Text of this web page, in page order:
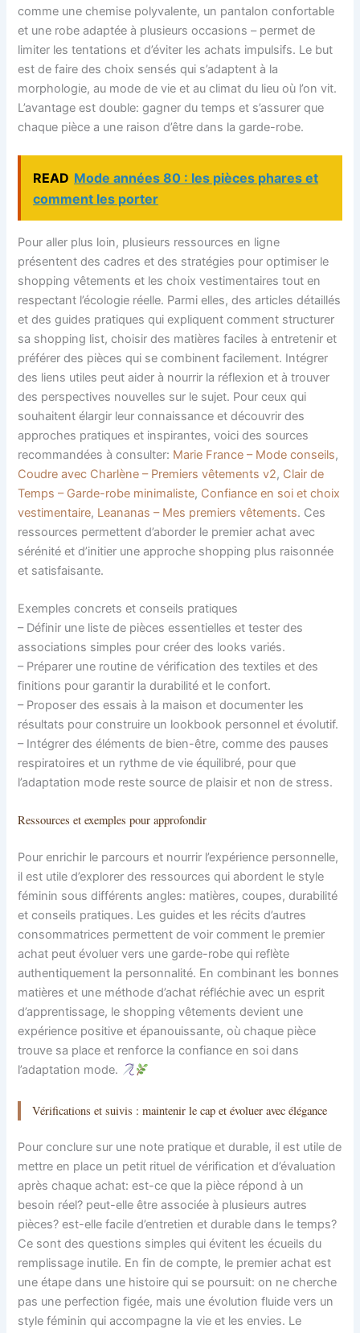
comme une chemise polyvalente, un pantalon confortable
et une robe adaptée à plusieurs occasions – permet de
limiter les tentations et d’éviter les achats impulsifs. Le but
est de faire des choix sensés qui s’adaptent à la
morphologie, au mode de vie et au climat du lieu où l’on vit.
L’avantage est double: gagner du temps et s’assurer que
chaque pièce a une raison d’être dans la garde-robe.
READ Mode années 80 : les pièces phares et
comment les porter
Pour aller plus loin, plusieurs ressources en ligne
présentent des cadres et des stratégies pour optimiser le
shopping vêtements et les choix vestimentaires tout en
respectant l’écologie réelle. Parmi elles, des articles détaillés
et des guides pratiques qui expliquent comment structurer
sa shopping list, choisir des matières faciles à entretenir et
préférer des pièces qui se combinent facilement. Intégrer
des liens utiles peut aider à nourrir la réflexion et à trouver
des perspectives nouvelles sur le sujet. Pour ceux qui
souhaitent élargir leur connaissance et découvrir des
approches pratiques et inspirantes, voici des sources
recommandées à consulter: Marie France – Mode conseils,
Coudre avec Charlène – Premiers vêtements v2, Clair de
Temps – Garde-robe minimaliste, Confiance en soi et choix
vestimentaire, Leananas – Mes premiers vêtements. Ces
ressources permettent d’aborder le premier achat avec
sérénité et d’initier une approche shopping plus raisonnée
et satisfaisante.
Exemples concrets et conseils pratiques
– Définir une liste de pièces essentielles et tester des
associations simples pour créer des looks variés.
– Préparer une routine de vérification des textiles et des
finitions pour garantir la durabilité et le confort.
– Proposer des essais à la maison et documenter les
résultats pour construire un lookbook personnel et évolutif.
– Intégrer des éléments de bien-être, comme des pauses
respiratoires et un rythme de vie équilibré, pour que
l’adaptation mode reste source de plaisir et non de stress.
Ressources et exemples pour approfondir
Pour enrichir le parcours et nourrir l’expérience personnelle,
il est utile d’explorer des ressources qui abordent le style
féminin sous différents angles: matières, coupes, durabilité
et conseils pratiques. Les guides et les récits d’autres
consommatrices permettent de voir comment le premier
achat peut évoluer vers une garde-robe qui reflète
authentiquement la personnalité. En combinant les bonnes
matières et une méthode d’achat réfléchie avec un esprit
d’apprentissage, le shopping vêtements devient une
expérience positive et épanouissante, où chaque pièce
trouve sa place et renforce la confiance en soi dans
l’adaptation mode.
Vérifications et suivis : maintenir le cap et évoluer avec élégance
Pour conclure sur une note pratique et durable, il est utile de
mettre en place un petit rituel de vérification et d’évaluation
après chaque achat: est-ce que la pièce répond à un
besoin réel? peut-elle être associée à plusieurs autres
pièces? est-elle facile d’entretien et durable dans le temps?
Ce sont des questions simples qui évitent les écueils du
remplissage inutile. En fin de compte, le premier achat est
une étape dans une histoire qui se poursuit: on ne cherche
pas une perfection figée, mais une évolution fluide vers un
style féminin qui accompagne la vie et les envies. Le